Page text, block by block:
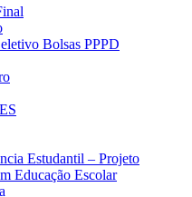
Bolsas PPPD
Estudantil – Projeto
Educação Escolar